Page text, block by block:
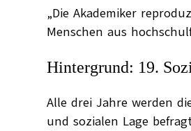
„Die Akademiker
Menschen aus
Hintergrund: 19.
Alle drei Jahre werden
und sozialen Lage